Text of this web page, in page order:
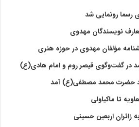
رسما رونمایی شد
نویسندگان مهدوی
مؤلفان مهدوی در حوزه هنری
در گفت‌وگوی قیصر روم و امام هادی(ع)
حضرت محمد مصطفی(ع) آمد
تا ماکیاولی
زائران اربعین حسینی